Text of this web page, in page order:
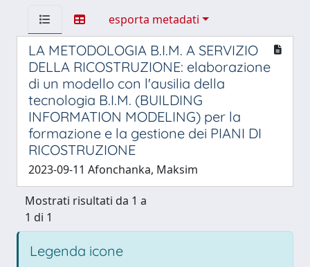
esporta metadati
LA METODOLOGIA B.I.M. A SERVIZIO
DELLA RICOSTRUZIONE: elaborazione
di un modello con l'ausilia della
tecnologia B.I.M. (BUILDING
INFORMATION MODELING) per la
formazione e la gestione dei PIANI DI
RICOSTRUZIONE
2023-09-11 Afonchanka, Maksim
Mostrati risultati da 1 a
1 di 1
Legenda icone